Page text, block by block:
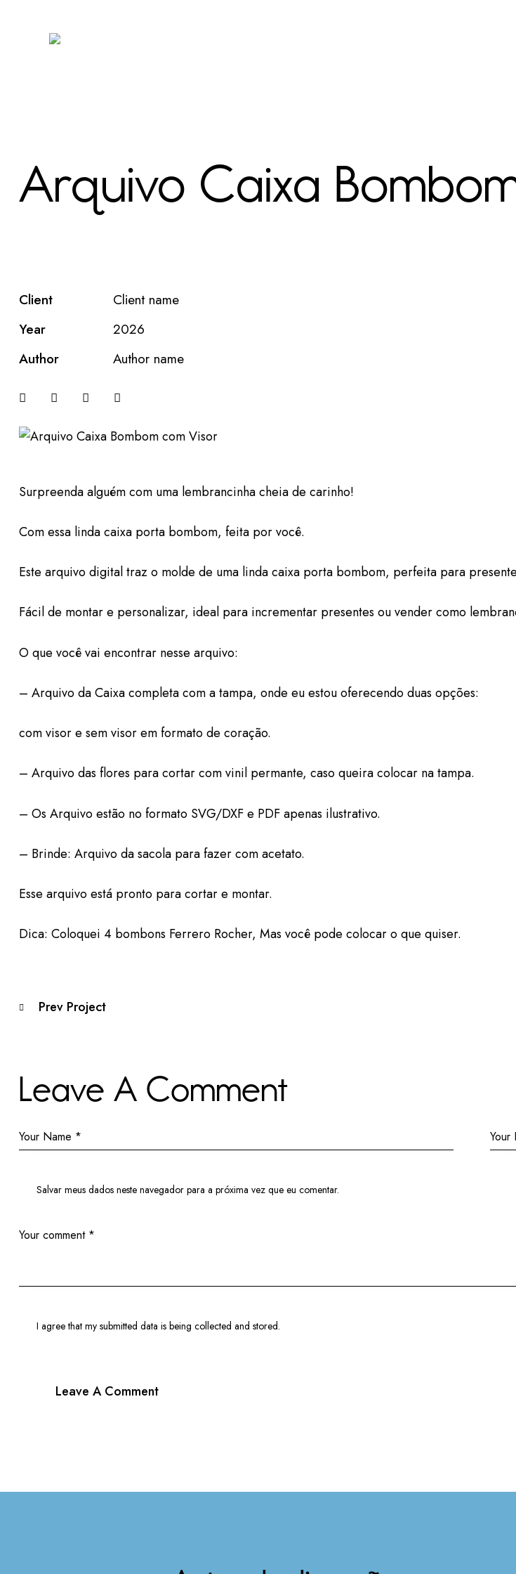
Arquivo Caixa
Client
Client name
Year
2026
Author
Author name
Surpreenda alguém com uma lembrancinha cheia de carinho!
Com essa linda caixa porta bombom, feita por você.
Este arquivo digital traz o molde de uma linda caixa porta bombom, perfeita para
Fácil de montar e personalizar, ideal para incrementar presentes ou vender como
O que você vai encontrar nesse arquivo:
– Arquivo da Caixa completa com a tampa, onde eu estou oferecendo duas opções:
com visor e sem visor em formato de coração.
– Arquivo das flores para cortar com vinil permante, caso queira colocar na tampa.
– Os Arquivo estão no formato SVG/DXF e PDF apenas ilustrativo.
– Brinde: Arquivo da sacola para fazer com acetato.
Esse arquivo está pronto para cortar e montar.
Dica: Coloquei 4 bombons Ferrero Rocher, Mas você pode colocar o que quiser.
Prev Project
Leave A Comment
Salvar meus dados neste navegador para a próxima vez que eu comentar.
I agree that my submitted data is beingcollected and stored.